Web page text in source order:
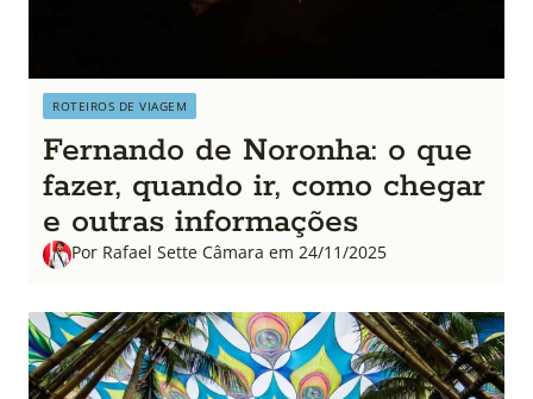
ROTEIROS DE VIAGEM
Fernando de Noronha: o que
fazer, quando ir, como chegar
e outras informações
Por Rafael Sette Câmara em 24/11/2025